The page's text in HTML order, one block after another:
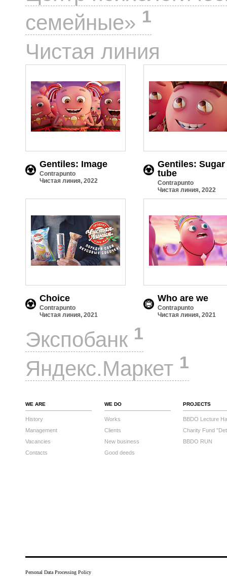
семейные» 1
Чистая линия
Gentiles: Image
Contrapunto
Чистая линия, 2022
Gentiles: Sugar
tube
Contrapunto
Чистая линия, 2022
Choice
Contrapunto
Чистая линия, 2021
Who are we
Contrapunto
Чистая линия, 2021
Экспобанк 1
Яндекс.Маркет 1
WE ARE
History
Management
Vacancies
Contacts
WE DO
Works
Clients
New business
Good deeds
PROJECTS
BBDO Lecture
Charity Fund
BBDO RUN
Personal Data Processing Policy